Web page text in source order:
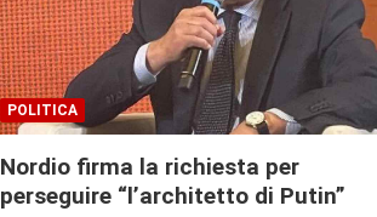
POLITICA
Nordio firma la richiesta per
perseguire “l’architetto di Putin”